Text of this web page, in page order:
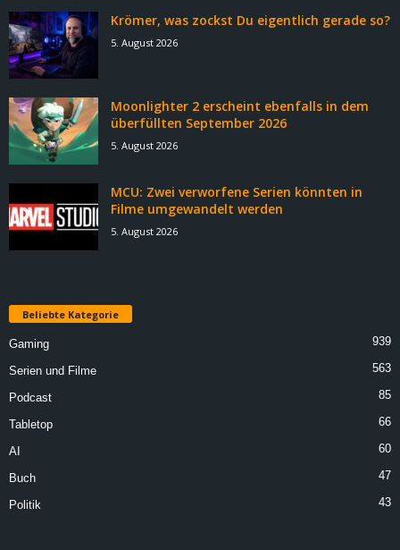
Krömer, was zockst Du eigentlich gerade so?
5. August 2026
Moonlighter 2 erscheint ebenfalls in dem
überfüllten September 2026
5. August 2026
MCU: Zwei verworfene Serien könnten in
Filme umgewandelt werden
5. August 2026
Beliebte Kategorie
Gaming 939
Serien und Filme 563
Podcast 85
Tabletop 66
AI 60
Buch 47
Politik 43